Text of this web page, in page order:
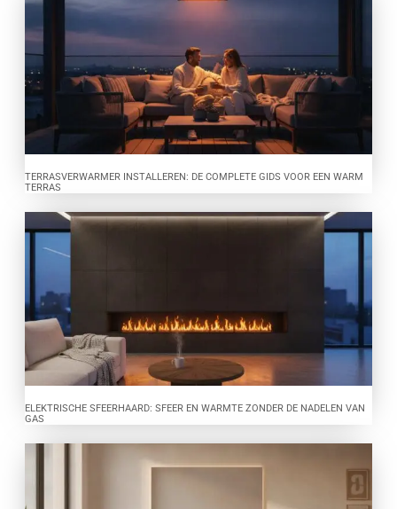
TERRASVERWARMER INSTALLEREN: DE COMPLETE GIDS VOOR EEN WARM
TERRAS
ELEKTRISCHE SFEERHAARD: SFEER EN WARMTE ZONDER DE NADELEN VAN
GAS